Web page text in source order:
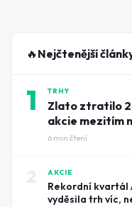
🔥 Nejčtenější
1 TRHY
Zlato ztratilo
akcie mezitím
6 min čtení
AKCIE
Rekordní kvartál
vyděsila trh víc,